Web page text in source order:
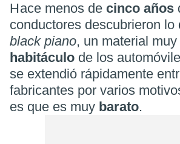
Hace menos de cinco años
conductores descubrieron lo
black piano, un material
habitáculo de los
se extendió rápidamente
fabricantes por varios
es que es muy barato.